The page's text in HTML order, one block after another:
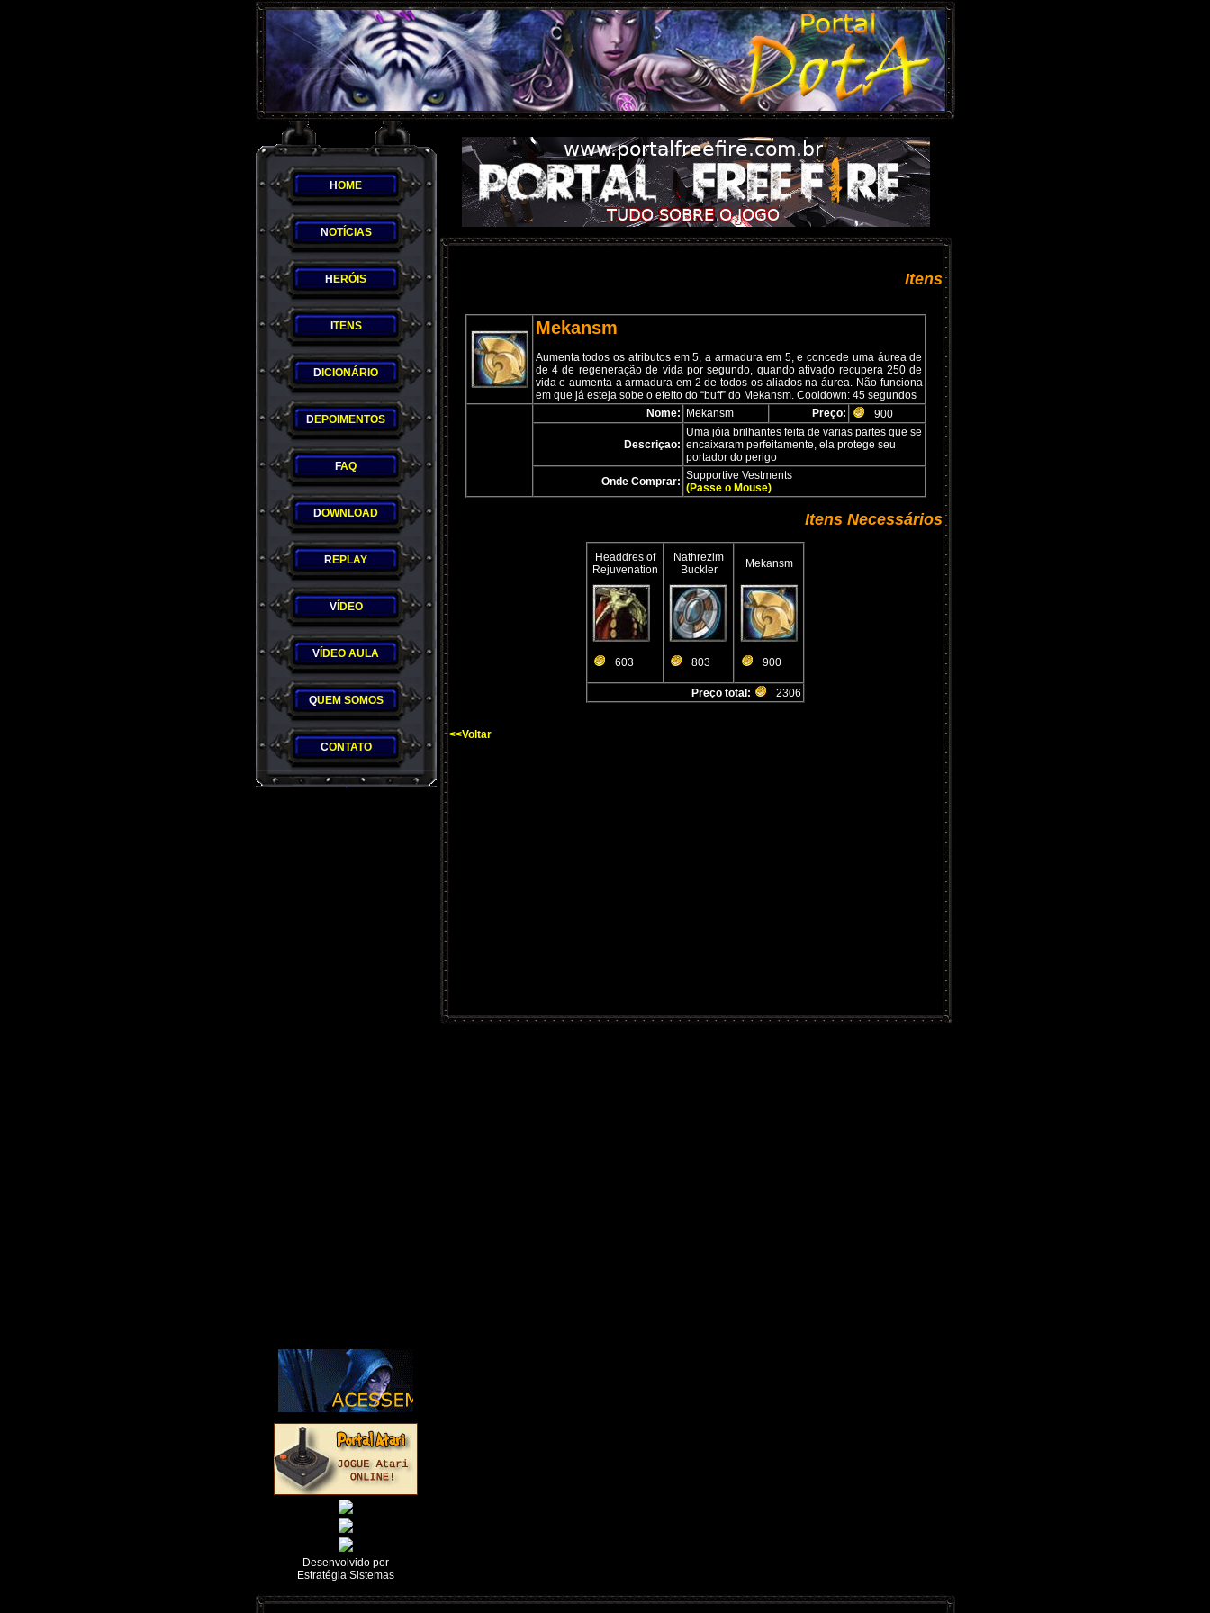
HOME
NOTÍCIAS
H ERÓIS
TENS
D ICIONÁRIO
DEPOIMENTOS
FAQ
DOWNLOAD
REPLAY
VÍDEO
V ÍDEO AULA
QUEM SOMOS
CONTATO
Desenvolvido por
Estratégia Sistemas
Itens
Mekansm
Aumenta todos os atributos em 5, a armadura em 5, e concede uma áurea de
de 4 de regeneração de vida por segundo, quando ativado recupera 250 de
vida e aumenta a armadura em 2 de todos os aliados na áurea. Não funciona
em que já esteja sobe o efeito do “buff” do Mekansm. Cooldown: 45 segundos
Nome:
Mekansm Preço: 900
Descriçao:
Uma jóia brilhantes feita de varias partes que se
encaixaram perfeitamente, ela protege seu
portador do perigo
Onde Comprar: Supportive Vestments
(Passe o Mouse)
Itens Necessários
Headdres of
Rejuvenation
603
Nathrezim
Buckler
803
Mekansm
900
Preço total: 2306
<<Voltar